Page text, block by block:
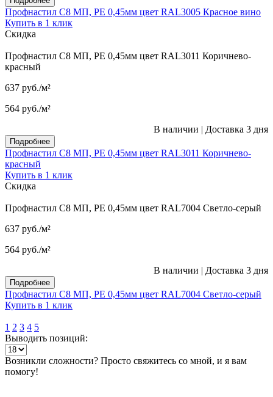
Профнастил С8 МП, PE 0,45мм цвет RAL3005 Красное вино
Купить в 1 клик
Скидка
Профнастил С8 МП, PE 0,45мм цвет RAL3011 Коричнево-
красный
637 руб./м²
564 руб./м²
В наличии | Доставка 3 дня
Подробнее
Профнастил С8 МП, PE 0,45мм цвет RAL3011 Коричнево-
красный
Купить в 1 клик
Скидка
Профнастил С8 МП, PE 0,45мм цвет RAL7004 Светло-серый
637 руб./м²
564 руб./м²
В наличии | Доставка 3 дня
Подробнее
Профнастил С8 МП, PE 0,45мм цвет RAL7004 Светло-серый
Купить в 1 клик
1 2 3 4 5
Выводить позиций:
Возникли сложности? Просто свяжитесь со мной, и я вам
помогу!